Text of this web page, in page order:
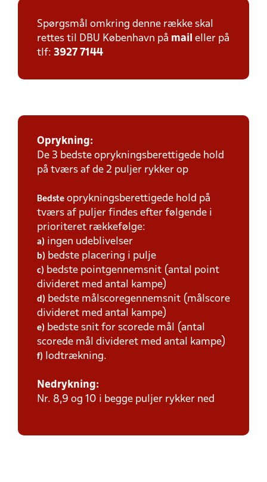
Spørgsmål omkring denne række skal
rettes til DBU København på mail eller på
tlf: 3927 7144
Oprykning:
De 3 bedste oprykningsberettigede hold
på tværs af de 2 puljer rykker op
Bedste oprykningsberettigede hold på
tværs af puljer findes efter følgende i
prioriteret rækkefølge:
a) ingen udeblivelser
b) bedste placering i pulje
c) bedste pointgennemsnit (antal point
divideret med antal kampe)
d) bedste målscoregennemsnit (målscore
divideret med antal kampe)
e) bedste snit for scorede mål (antal
scorede mål divideret med antal kampe)
f) lodtrækning.
Nedrykning:
Nr. 8,9 og 10 i begge puljer rykker ned